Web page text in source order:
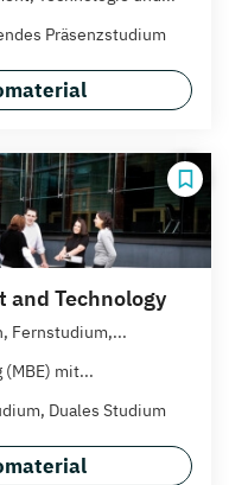
Präsenzstudium
and Technology
Fernstudium,...
(MBE) mit...
Duales Studium